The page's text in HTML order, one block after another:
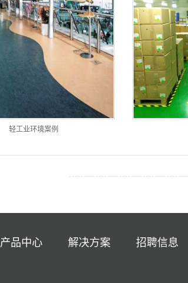
轻工业环境案例
产品中心 解决方案 招聘信息